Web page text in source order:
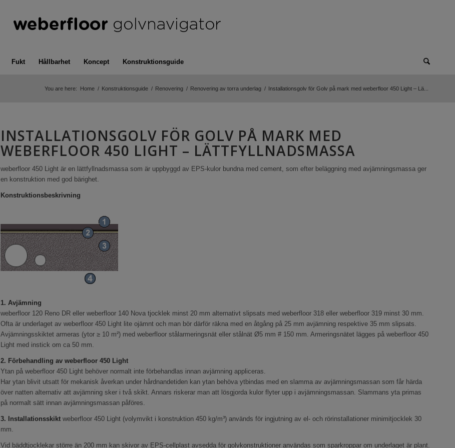
Fukt Hållbarhet Koncept Konstruktionsguide
You are here: Home / Konstruktionsguide / Renovering / Renovering av torra underlag / Installationsgolv för Golv på mark med weberfloor 450 Light – Lä...
INSTALLATIONSGOLV FÖR GOLV PÅ MARK MED
WEBERFLOOR 450 LIGHT – LÄTTFYLLNADSMASSA
weberfloor 450 Light är en lättfyllnadsmassa som är uppbyggd av EPS-kulor bundna med cement, som efter beläggning med avjämningsmassa ger
en konstruktion med god bärighet.
Konstruktionsbeskrivning
1. Avjämning
weberfloor 120 Reno DR eller weberfloor 140 Nova tjocklek minst 20 mm alternativt slipsats med weberfloor 318 eller weberfloor 319 minst 30 mm.
Ofta är underlaget av weberfloor 450 Light lite ojämnt och man bör därför räkna med en åtgång på 25 mm avjämning respektive 35 mm slipsats.
Avjämningsskiktet armeras (ytor ≥ 10 m²) med weberfloor stålarmeringsnät eller stålnät Ø5 mm # 150 mm. Armeringsnätet lägges på weberfloor 450
Light med instick om ca 50 mm.
2. Förbehandling av weberfloor 450 Light
Ytan på weberfloor 450 Light behöver normalt inte förbehandlas innan avjämning appliceras.
Har ytan blivit utsatt för mekanisk åverkan under hårdnandetiden kan ytan behöva ytbindas med en slamma av avjämningsmassan som får härda
över natten alternativ att avjämning sker i två skikt. Annars riskerar man att lösgjorda kulor flyter upp i avjämningsmassan. Slammans yta primas
på normalt sätt innan avjämningsmassan påföres.
3. Installationsskikt weberfloor 450 Light (volymvikt i konstruktion 450 kg/m³) används för ingjutning av el- och rörinstallationer minimitjocklek 30
mm.
Vid bäddtjocklekar större än 200 mm kan skivor av EPS-cellplast avsedda för golvkonstruktioner användas som sparkroppar om underlaget är plant.